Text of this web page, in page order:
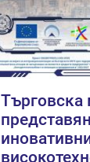
Търговска